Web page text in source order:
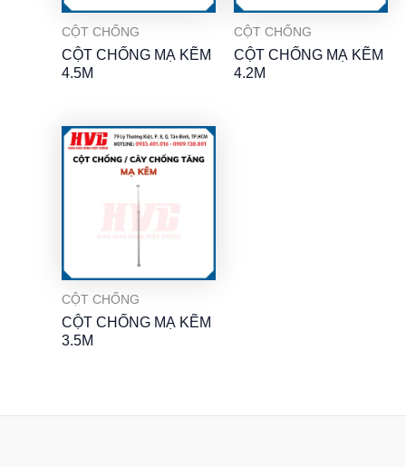
CỘT CHỐNG
CỘT CHỐNG MẠ KẼM
4.5M
CỘT CHỐNG
CỘT CHỐNG MẠ KẼM
4.2M
CỘT CHỐNG
CỘT CHỐNG MẠ KẼM
3.5M